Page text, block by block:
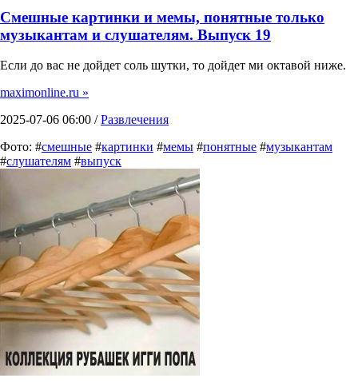
Смешные картинки и мемы, понятные только
музыкантам и слушателям. Выпуск 19
Если до вас не дойдет соль шутки, то дойдет ми октавой ниже.
maximonline.ru »
2025-07-06 06:00 /Развлечения
Фото: #смешные #картинки #мемы #понятные #музыкантам
#слушателям #выпуск